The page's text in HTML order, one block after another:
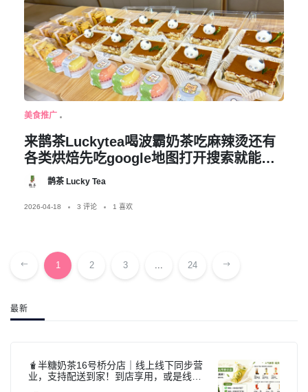
美食推广
来鹊茶Luckytea喝波霸奶茶吃麻辣烫还有
各类烘焙先吃google地图打开搜索就能找
到店铺位置，也支持keeta和
hungerstation外送服务，接受团餐预订，
下午茶宵夜聚会均可
鹊茶 Lucky Tea
2026-04-18 3 评论 1 喜欢
1 2 3 ... 24
最新
🧋半糖奶茶16号桥分店｜线上线下同步营
业，支持配送到家！到店享用，或是线上